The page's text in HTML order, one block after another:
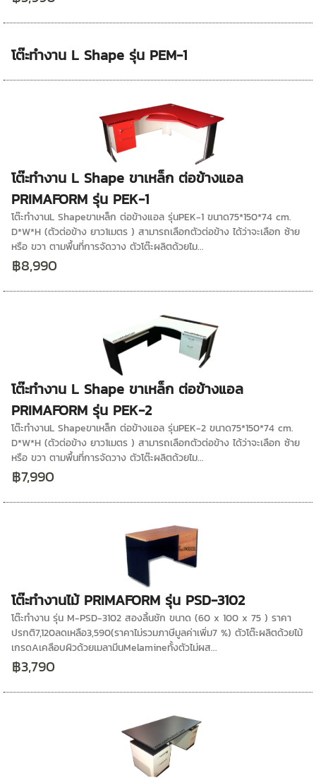
โต๊ะทำงาน L Shape รุ่น PEM-1
โต๊ะทำงาน L Shape ขาเหล็ก ต่อข้างแอล
PRIMAFORM รุ่น PEK-1
โต๊ะทำงานL Shapeขาเหล็ก ต่อข้างแอล รุ่นPEK-1 ขนาด75*150*74 cm.
D*W*H (ตัวต่อข้าง ยาว1เมตร ) สามารถเลือกตัวต่อข้าง ได้ว่าจะเลือก ซ้าย
หรือ ขวา ตามพื้นที่การจัดวาง ตัวโต๊ะผลิตด้วยไม...
฿8,990
โต๊ะทำงาน L Shape ขาเหล็ก ต่อข้างแอล
PRIMAFORM รุ่น PEK-2
โต๊ะทำงานL Shapeขาเหล็ก ต่อข้างแอล รุ่นPEK-2 ขนาด75*150*74 cm.
D*W*H (ตัวต่อข้าง ยาว1เมตร ) สามารถเลือกตัวต่อข้าง ได้ว่าจะเลือก ซ้าย
หรือ ขวา ตามพื้นที่การจัดวาง ตัวโต๊ะผลิตด้วยไม...
฿7,990
โต๊ะทำงานไม้ PRIMAFORM รุ่น PSD-3102
โต๊ะทำงาน รุ่น M-PSD-3102 สองลิ้นชัก ขนาด (60 x 100 x 75 ) ราคา
ปรกติ7,120ลดเหลือ3,590(ราคาไม่รวมภาษีมูลค่าเพิ่ม7 %) ตัวโต๊ะผลิตด้วยไม้
เกรดAเคลือบผิวด้วยเมลามีนMelamineทั้งตัวไม่ผส...
฿3,790